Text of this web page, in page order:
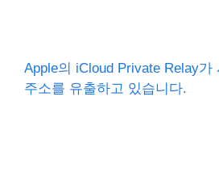
Apple의 iCloud Private Relay가
주소를 유출하고 있습니다.